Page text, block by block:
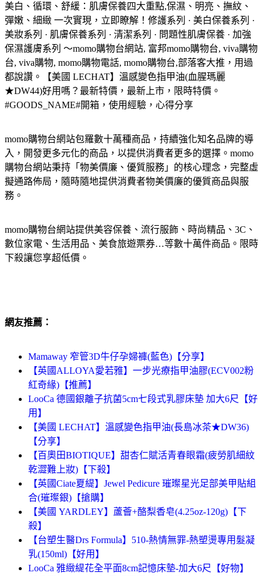
美白、循環、舒緩：肌膚保養四大重點,保濕、明亮、撫紋、
彈嫩、細緻 一次實現，立即瞭解！修護系列 · 美白保養系列 ·
美妝系列 · 肌膚保養系列 · 清潔系列 · 問題性肌膚保養 · 加強
保濕護膚系列 ～momo購物台網站, 富邦momo購物台, viva購物
台, viva購物, momo購物電話, momo購物台,部落客大推，用過
都說讚。【美國 LECHAT】溫感變色指甲油(血腥瑪麗
★DW44)好用嗎？最新特價，最新上市，限時特價。
#GOODS_NAME#開箱，使用經驗，心得分享
momo購物台網站包羅數十萬種商品，持續強化知名品牌的導
入，開發更多元化的商品，以提供消費者更多的選擇。momo
購物台網站秉持「物美價廉、優質服務」的核心理念，完整虛
擬通路佈局，隨時隨地提供消費者物美價廉的優質商品與服
務。
momo購物台網站提供美容保養、流行服飾、時尚精品、3C、
數位家電、生活用品、美食旅遊票券…等數十萬件商品。限時
下殺讓您享超低價。
網友推薦：
Mamaway 窄管3D牛仔孕婦褲(藍色)【分享】
【英國ALLOYA愛若雅】一步光療指甲油膠(ECV002粉
紅奇緣)【推薦】
LooCa 德國銀離子抗菌5cm七段式乳膠床墊 加大6尺【好
用】
【美國 LECHAT】溫感變色指甲油(長島冰茶★DW36)
【分享】
【百奧田BIOTIQUE】甜杏仁賦活青春眼霜(疲勞肌細紋
乾澀難上妝)【下殺】
【英國Ciate夏緹】Jewel Pedicure 璀璨星光足部美甲貼組
合(璀璨銀)【搶購】
【美國 YARDLEY】蘆薈+酪梨香皂(4.25oz-120g)【下
殺】
【台塑生醫Drs Formula】510-熱情無罪-熱塑燙專用髮凝
乳(150ml)【好用】
LooCa 雅緻緹花全平面8cm記憶床墊-加大6尺【好物】